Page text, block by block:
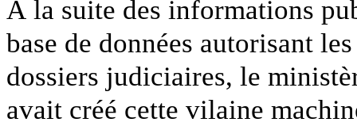
À la suite des informations
base de données autorisant
dossiers judiciaires, le
avait créé cette vilaine